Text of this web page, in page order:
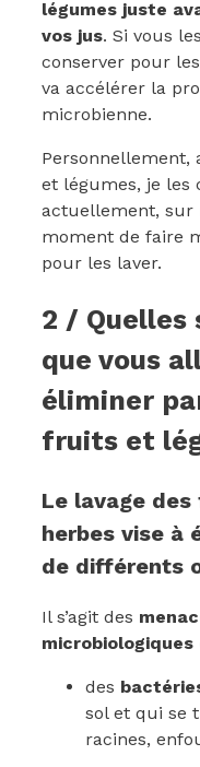
légumes juste
vos jus. Si vous
conserver pour
va accélérer la
microbienne.
Personnellement,
et légumes, je les
actuellement, sur
moment de faire
pour les laver.
2 / Quelles
que vous
éliminer
fruits et
Le lavage
herbes vise à
de différents
Il s’agit des
des
sol et qui se
racines,